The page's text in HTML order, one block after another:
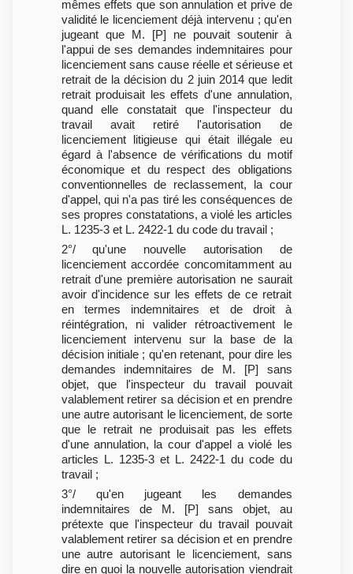
mêmes effets que son annulation et prive de
validité le licenciement déjà intervenu ; qu'en
jugeant que M. [P] ne pouvait soutenir à
l'appui de ses demandes indemnitaires pour
licenciement sans cause réelle et sérieuse et
retrait de la décision du 2 juin 2014 que ledit
retrait produisait les effets d'une annulation,
quand elle constatait que l'inspecteur du
travail avait retiré l'autorisation de
licenciement litigieuse qui était illégale eu
égard à l'absence de vérifications du motif
économique et du respect des obligations
conventionnelles de reclassement, la cour
d'appel, qui n'a pas tiré les conséquences de
ses propres constatations, a violé les articles
L. 1235-3 et L. 2422-1 du code du travail ;
2°/ qu'une nouvelle autorisation de
licenciement accordée concomitamment au
retrait d'une première autorisation ne saurait
avoir d'incidence sur les effets de ce retrait
en termes indemnitaires et de droit à
réintégration, ni valider rétroactivement le
licenciement intervenu sur la base de la
décision initiale ; qu'en retenant, pour dire les
demandes indemnitaires de M. [P] sans
objet, que l'inspecteur du travail pouvait
valablement retirer sa décision et en prendre
une autre autorisant le licenciement, de sorte
que le retrait ne produisait pas les effets
d'une annulation, la cour d'appel a violé les
articles L. 1235-3 et L. 2422-1 du code du
travail ;
3°/ qu'en jugeant les demandes
indemnitaires de M. [P] sans objet, au
prétexte que l'inspecteur du travail pouvait
valablement retirer sa décision et en prendre
une autre autorisant le licenciement, sans
dire en quoi la nouvelle autorisation viendrait